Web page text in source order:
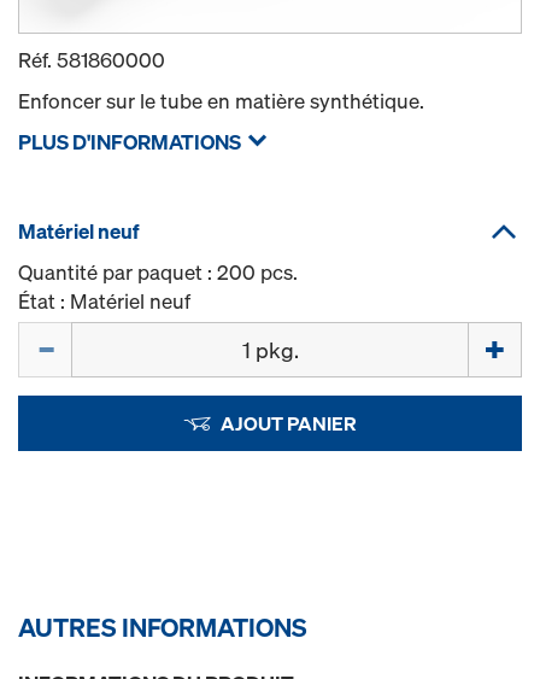
Réf. 581860000
Enfoncer sur le tube en matière synthétique.
PLUS D'INFORMATIONS
Matériel neuf
Quantité par paquet : 200 pcs.
État : Matériel neuf
AJOUT PANIER
AUTRES INFORMATIONS